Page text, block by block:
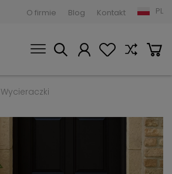
O firmie Blog Kontakt PL
Wycieraczki